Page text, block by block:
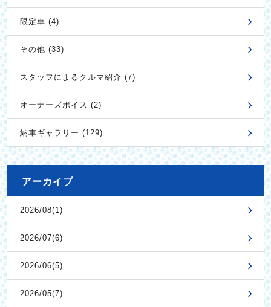
限定車 (4)
その他 (33)
スタッフによるクルマ紹介 (7)
オーナーズボイス (2)
納車ギャラリー (129)
アーカイブ
2026/08(1)
2026/07(6)
2026/06(5)
2026/05(7)